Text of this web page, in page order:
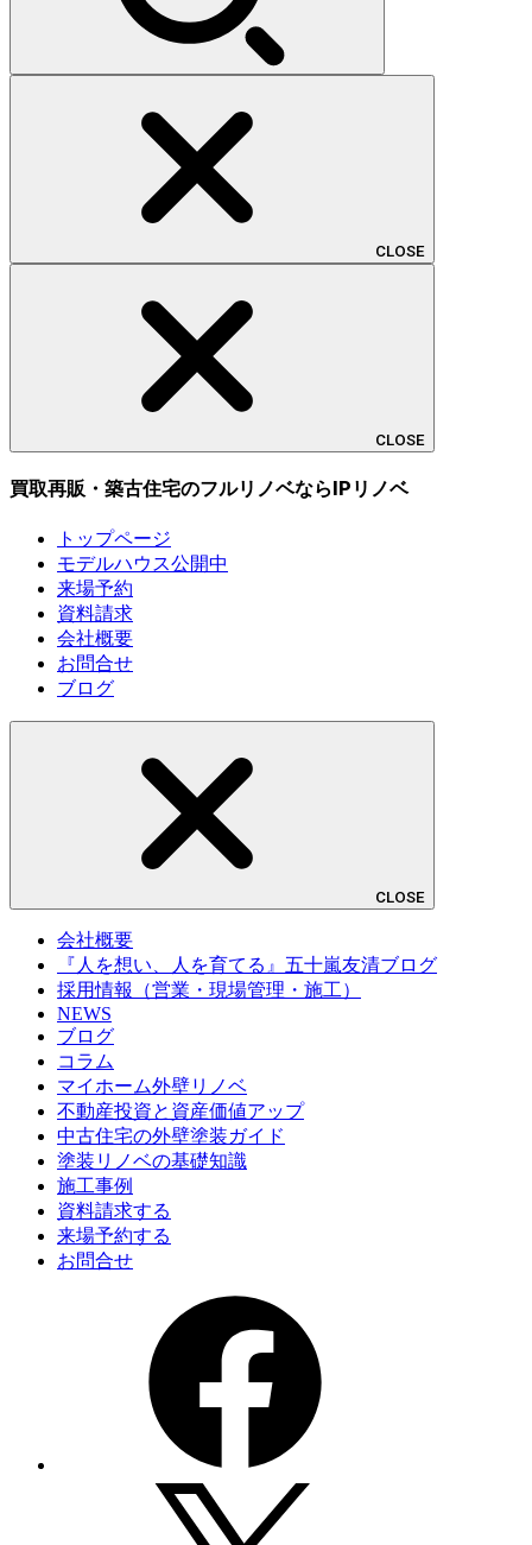
CLOSE
CLOSE
買取再販・築古住宅のフルリノベならIPリノベ
トップページ
モデルハウス公開中
来場予約
資料請求
会社概要
お問合せ
ブログ
CLOSE
会社概要
『人を想い、人を育てる』五十嵐友清ブログ
採用情報（営業・現場管理・施工）
NEWS
ブログ
コラム
マイホーム外壁リノベ
不動産投資と資産価値アップ
中古住宅の外壁塗装ガイド
塗装リノベの基礎知識
施工事例
資料請求する
来場予約する
お問合せ